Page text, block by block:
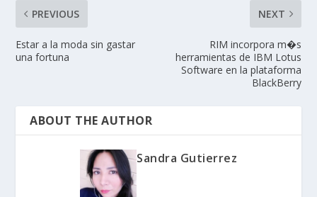
PREVIOUS
Estar a la moda sin gastar
una fortuna
NEXT
RIM incorpora m�s
herramientas de IBM Lotus
Software en la plataforma
BlackBerry
ABOUT THE AUTHOR
Sandra Gutierrez